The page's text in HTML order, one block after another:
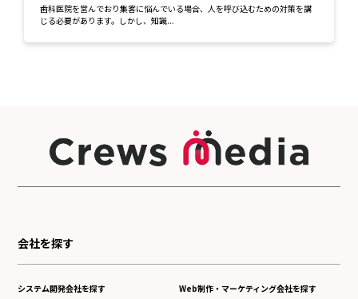
歯科医院を営んでおり集客に悩んでいる場合、人を呼び込むための対策を講
じる必要があります。しかし、知識...
会社を探す
システム開発会社を探す
Web制作・マーケティング会社を探す